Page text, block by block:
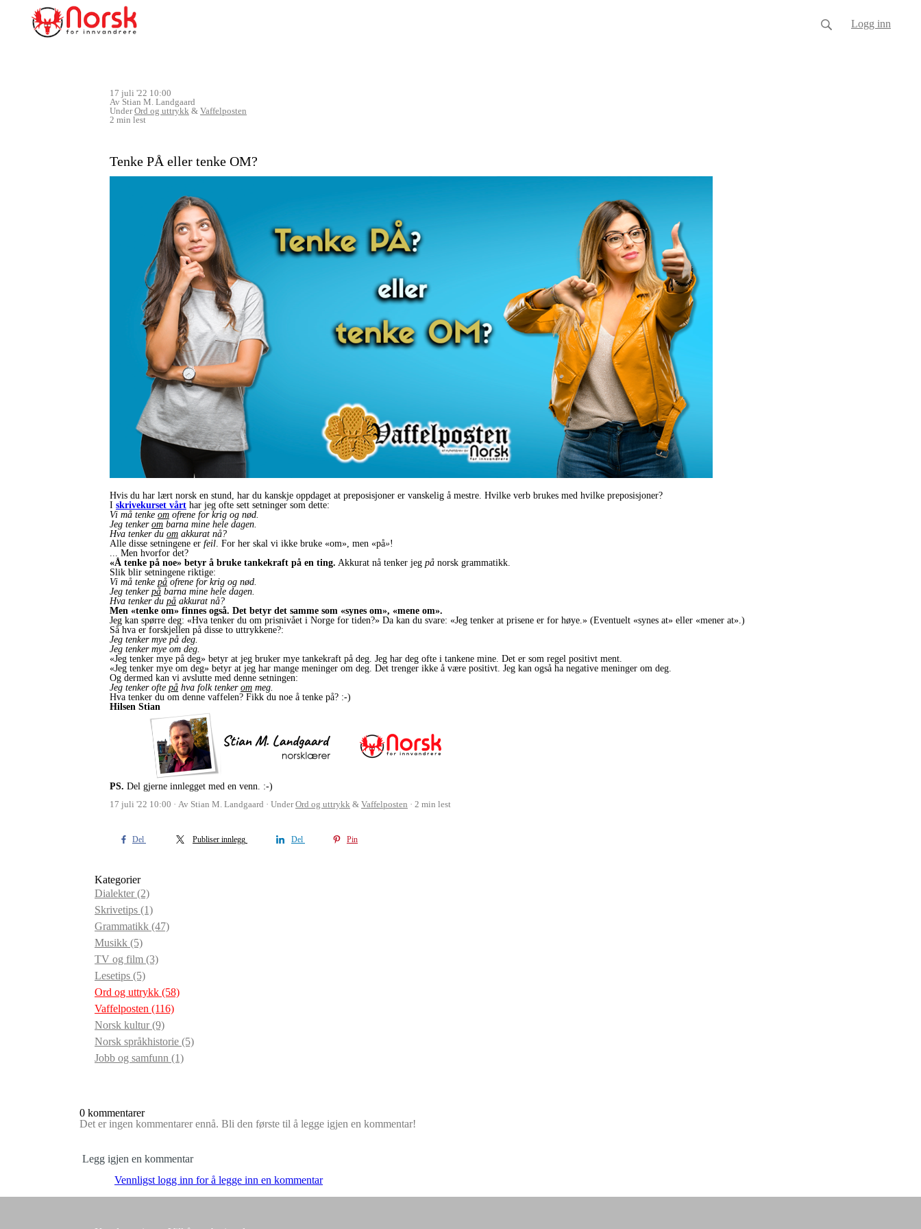
Logg inn
17 juli '22 10:00
Av Stian M. Landgaard
UnderOrd og uttrykk & Vaffelposten
2 min lest
Tenke PÅ eller tenke OM?
Hvis du har lært norsk en stund, har du kanskje oppdaget at preposisjoner er vanskelig å mestre. Hvilke verb brukes med hvilke preposisjoner?
I skrivekurset vårt har jeg ofte sett setninger som dette:
Vi må tenke om ofrene for krig og nød.
Jeg tenker om barna mine hele dagen.
Hva tenker du om akkurat nå?
Alle disse setningene er feil . For her skal vi ikke bruke «om», men «på»!
... Men hvorfor det?
«Å tenke på noe» betyr å bruke tankekraft på en ting. Akkurat nå tenker jeg på norsk grammatikk.
Slik blir setningene riktige:
Vi må tenke på ofrene for krig og nød.
Jeg tenker på barna mine hele dagen.
Hva tenker du på akkurat nå?
Men «tenke om» finnes også. Det betyr det samme som «synes om», «mene om».
Jeg kan spørre deg: «Hva tenker du om prisnivået i Norge for tiden?» Da kan du svare: «Jeg tenker at prisene er for høye.» (Eventuelt «synes at» eller «mener at».)
Så hva er forskjellen på disse to uttrykkene?:
Jeg tenker mye på deg.
Jeg tenker mye om deg.
«Jeg tenker mye på deg» betyr at jeg bruker mye tankekraft på deg. Jeg har deg ofte i tankene mine. Det er som regel positivt ment.
«Jeg tenker mye om deg» betyr at jeg har mange meninger om deg. Det trenger ikke å være positivt. Jeg kan også ha negative meninger om deg.
Og dermed kan vi avslutte med denne setningen:
Jeg tenker ofte på hva folk tenker om meg.
Hva tenker du om denne vaffelen? Fikk du noe å tenke på? :-)
Hilsen Stian
PS. Del gjerne innlegget med en venn. :-)
17 juli '22 10:00
Av Stian M. Landgaard UnderOrd og uttrykk & Vaffelposten 2 min lest
Del Publiser innlegg Del Pin
Kategorier
Dialekter(2)
Skrivetips (1)
Grammatikk (47)
Musikk (5)
TV og film (3)
Lesetips (5)
Ord og uttrykk (58)
Vaffelposten (116)
Norsk kultur(9)
Norsk språkhistorie (5)
Jobb og samfunn (1)
0 kommentarer
Det er ingen kommentarer ennå. Bli den første til å legge igjen en kommentar!
Legg igjen en kommentar
Vennligst logg inn for å legge inn en kommentar